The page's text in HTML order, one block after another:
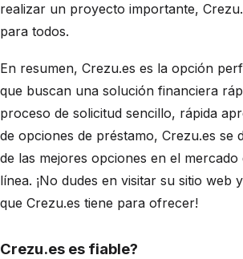
realizar un proyecto importante,
para todos.
En resumen, Crezu.es es la opción
que buscan una solución financiera
proceso de solicitud sencillo, rápida
de opciones de préstamo, Crezu.es se
de las mejores opciones en el
línea. ¡No dudes en visitar su sitio web
que Crezu.es tiene para ofrecer!
Crezu.es es fiable?